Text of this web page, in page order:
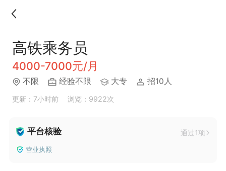
高铁乘务员
4000-7000元/月
不限 经验不限 大专 招10人
更新：7小时前 浏览：9922次
平台核验 通过1项
营业执照